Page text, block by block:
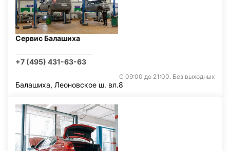
Сервис Балашиха
+7 (495) 431-63-63
С 09:00 до 21:00. Без выходных
Балашиха, Леоновское ш. вл.8